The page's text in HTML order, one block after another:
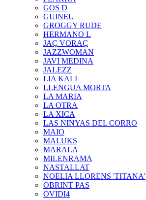
GOS D
GUINEU
GROGGY RUDE
HERMANO L
JAÇ VORAÇ
JAZZWOMAN
JAVI MEDINA
JALEZZ
LIA KALI
LLENGUA MORTA
LA MARIA
LA OTRA
LA XICA
LAS NINYAS DEL CORRO
MAIO
MALUKS
MARALA
MILENRAMA
NASTALLAT
NOELIA LLORENS 'TITANA'
OBRINT PAS
OVIDI4